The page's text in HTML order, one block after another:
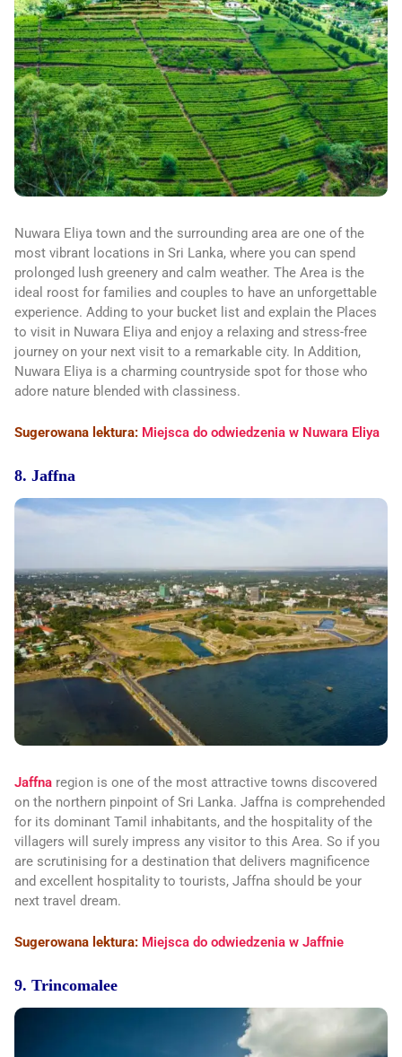
Nuwara Eliya town and the surrounding area are one of the
most vibrant locations in Sri Lanka, where you can spend
prolonged lush greenery and calm weather. The Area is the
ideal roost for families and couples to have an unforgettable
experience. Adding to your bucket list and explain the Places
to visit in Nuwara Eliya and enjoy a relaxing and stress-free
journey on your next visit to a remarkable city. In Addition,
Nuwara Eliya is a charming countryside spot for those who
adore nature blended with classiness.
Sugerowana lektura: Miejsca do odwiedzenia w Nuwara Eliya
8. Jaffna
Jaffna region is one of the most attractive towns discovered
on the northern pinpoint of Sri Lanka. Jaffna is comprehended
for its dominant Tamil inhabitants, and the hospitality of the
villagers will surely impress any visitor to this Area. So if you
are scrutinising for a destination that delivers magnificence
and excellent hospitality to tourists, Jaffna should be your
next travel dream.
Sugerowana lektura: Miejsca do odwiedzenia w Jaffnie
9. Trincomalee